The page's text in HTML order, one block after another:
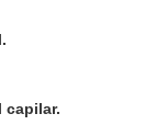
capilar.